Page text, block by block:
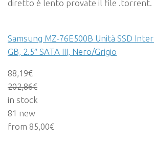
diretto è lento provate il file .torrent.
Samsung MZ-76E500B Unità SSD
GB, 2.5″ SATA III, Nero/Grigio
88,19€
202,86€
in stock
81 new
from 85,00€